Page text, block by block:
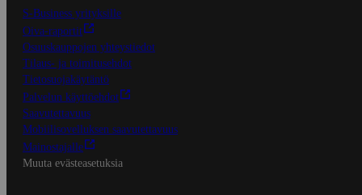
S-Business yrityksille
Oiva-raportit
Osuuskauppojen yhteystiedot
Tilaus- ja toimitusehdot
Tietosuojakäytäntö
Palvelun käyttöehdot
Saavutettavuus
Mobiilisovelluksen saavutettavuus
Mainostajalle
Muuta evästeasetuksia